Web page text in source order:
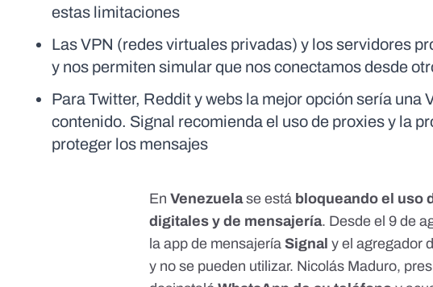
estas limitaciones
Las VPN (redes virtuales privadas) y los servidores
y nos permiten simular que nos conectamos desde
Para Twitter, Reddit y webs la mejor opción sería
contenido. Signal recomienda el uso de proxies y la
proteger los mensajes
EnVenezuela se está bloqueando el uso
digitales y de mensajería. Desde el 9 de
la app de mensajeríaSignaly el agregador
y no se pueden utilizar. Nicolás Maduro,